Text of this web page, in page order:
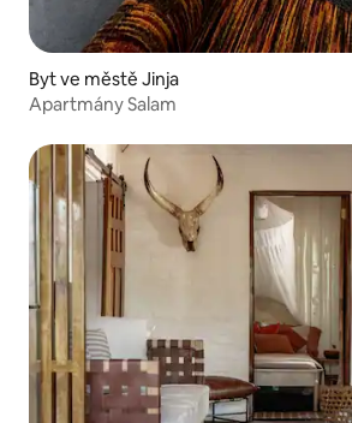
Byt ve městě Jinja
Apartmány Salam